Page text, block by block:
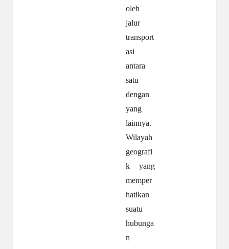
oleh
jalur
transport
asi
antara
satu
dengan
yang
lainnya.
Wilayah
geografi
k yang
memper
hatikan
suatu
hubunga
n